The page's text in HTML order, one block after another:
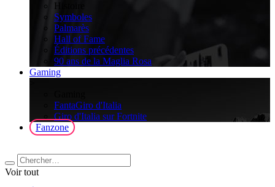
Histoire
Symboles
Palmarès
Hall of Fame
Éditions précédentes
90 ans de la Maglia Rosa
Gaming
FantaGiro d'Italia
Giro d'Italia sur Fortnite
Fanzone
Voir tout